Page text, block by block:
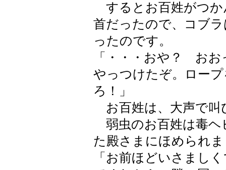
するとお百姓がつか
首だったので、コブ
ったのです。
「・・・おや？ お
やっつけたぞ。ロー
ろ！」
お百姓は、大声で叫
弱虫のお百姓は毒ヘ
た殿さまにほめられ
「お前ほどいさまし